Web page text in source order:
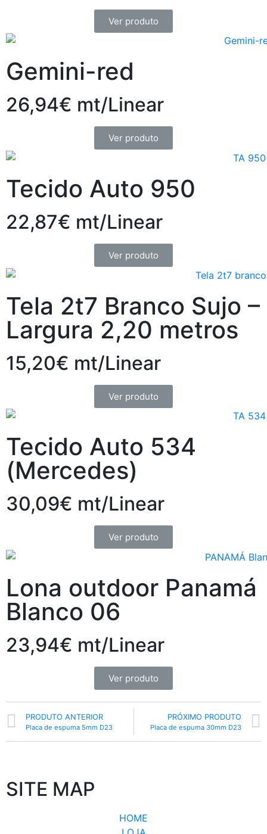
Ver produto
Gemini-red
26,94€ mt/Linear
Ver produto
Tecido Auto 950
22,87€ mt/Linear
Ver produto
Tela 2t7 Branco Sujo –
Largura 2,20 metros
15,20€ mt/Linear
Ver produto
Tecido Auto 534
(Mercedes)
30,09€ mt/Linear
Ver produto
Lona outdoor Panamá
Blanco 06
23,94€ mt/Linear
Ver produto
PRODUTO ANTERIOR
Placa de espuma 5mm D23
PRÓXIMO PRODUTO
Placa de espuma 30mm D23
SITE MAP
HOME